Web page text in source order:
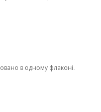
в одному флаконі.